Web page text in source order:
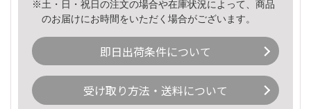
※土・日・祝日の注文の場合や在庫状況によって、商品
のお届けにお時間をいただく場合がございます。
即日出荷条件について
受け取り方法・送料について